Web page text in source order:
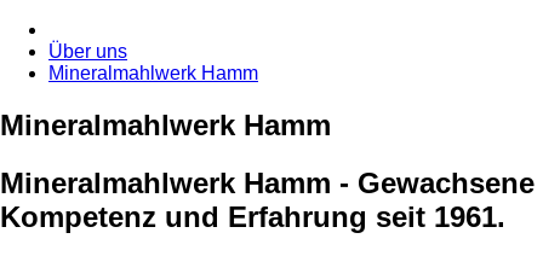
Über uns
Mineralmahlwerk Hamm
Mineralmahlwerk Hamm
Mineralmahlwerk Hamm - Gewachsene
Kompetenz und Erfahrung seit 1961.